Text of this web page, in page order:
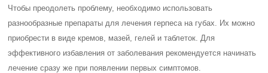
Чтобы преодолеть проблему, необходимо использовать
разнообразные препараты для лечения герпеса на губах. Их можно
приобрести в виде кремов, мазей, гелей и таблеток. Для
эффективного избавления от заболевания рекомендуется начинать
лечение сразу же при появлении первых симптомов.